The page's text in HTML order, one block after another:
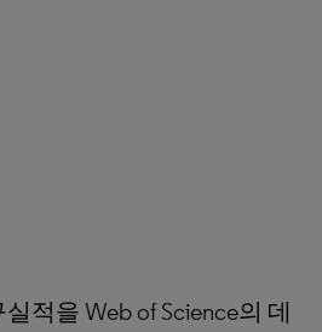
적을 Web of Science의 데